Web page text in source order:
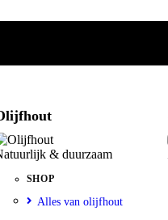
& duurzaam
SHOP
Alles van olijfhout